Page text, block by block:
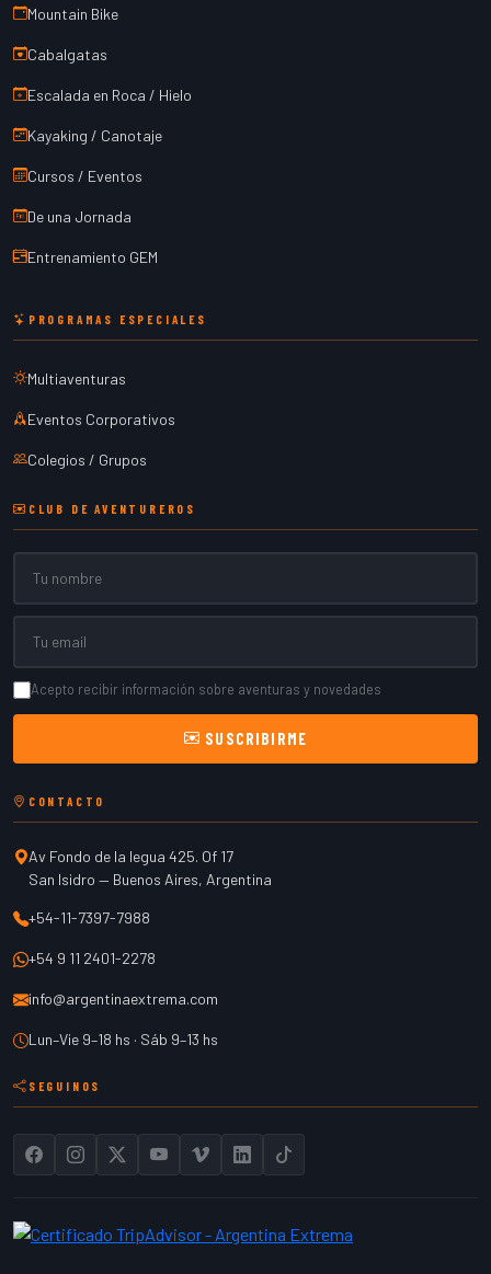
Mountain Bike
Cabalgatas
Escalada en Roca / Hielo
Kayaking / Canotaje
Cursos / Eventos
De una Jornada
Entrenamiento GEM
PROGRAMAS ESPECIALES
Multiaventuras
Eventos Corporativos
Colegios / Grupos
CLUB DE AVENTUREROS
Acepto recibir información sobre aventuras y novedades
SUSCRIBIRME
CONTACTO
Av Fondo de la legua 425. Of 17
San Isidro — Buenos Aires, Argentina
+54-11-7397-7988
+54 9 11 2401-2278
info@argentinaextrema.com
Lun–Vie 9–18 hs · Sáb 9–13 hs
SEGUINOS